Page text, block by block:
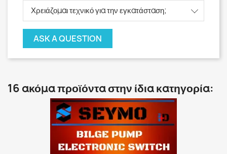
Χρειάζομαι τεχνικό για την εγκατάσταση;
ASK A QUESTION
16 ακόμα προϊόντα στην ίδια κατηγορία: